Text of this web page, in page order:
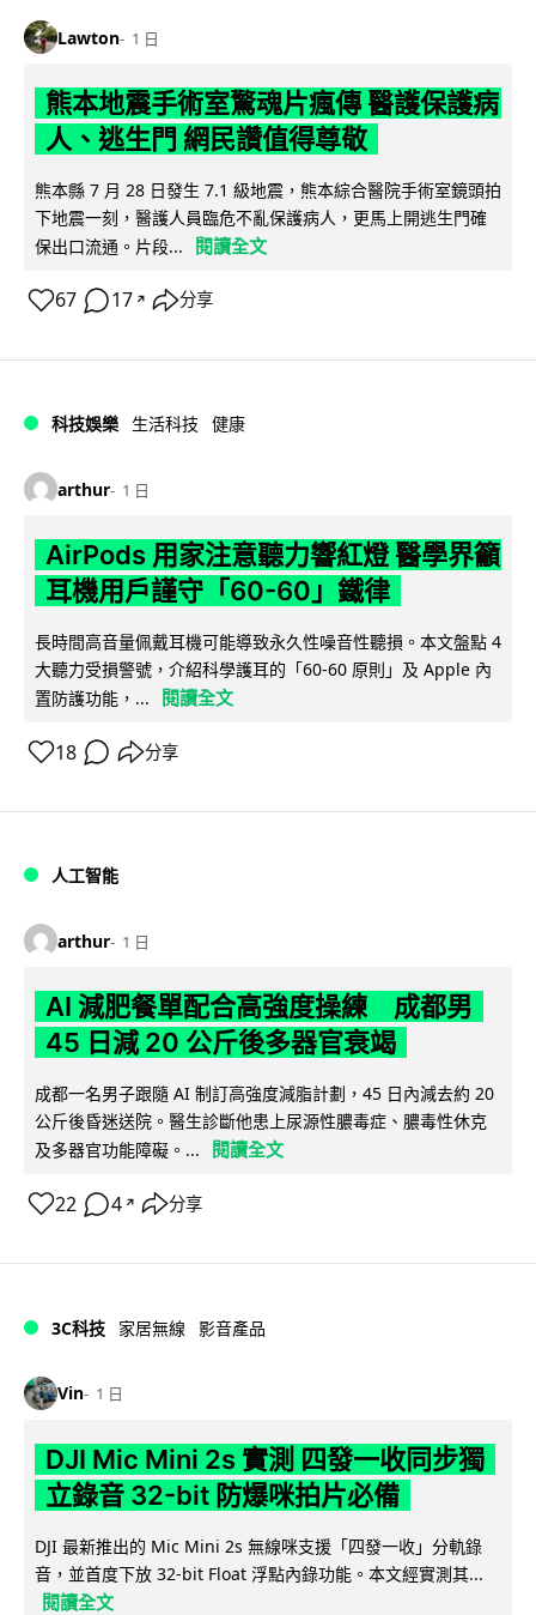
Lawton 1 日
熊本地震手術室驚魂片瘋傳 醫護保護病
人、逃生門 網民讚值得尊敬
熊本縣 7 月 28 日發生 7.1 級地震，熊本綜合醫院手術室鏡頭拍
下地震一刻，醫護人員臨危不亂保護病人，更馬上開逃生門確
保出口流通。片段...
閱讀全文
67 17 ↗ 分享
科技娛樂 生活科技 健康
arthur 1 日
AirPods 用家注意聽力響紅燈 醫學界籲
耳機用戶謹守「60-60」鐵律
長時間高音量佩戴耳機可能導致永久性噪音性聽損。本文盤點 4
大聽力受損警號，介紹科學護耳的「60-60 原則」及 Apple 內
置防護功能，...
閱讀全文
18 分享
人工智能
arthur 1 日
AI 減肥餐單配合高強度操練 成都男
45 日減 20 公斤後多器官衰竭
成都一名男子跟隨 AI 制訂高強度減脂計劃，45 日內減去約 20
公斤後昏迷送院。醫生診斷他患上尿源性膿毒症、膿毒性休克
及多器官功能障礙。...
閱讀全文
22 4 ↗ 分享
3C科技 家居無線 影音產品
Vin 1 日
DJI Mic Mini 2s 實測 四發一收同步獨
立錄音 32-bit 防爆咪拍片必備
DJI 最新推出的 Mic Mini 2s 無線咪支援「四發一收」分軌錄
音，並首度下放 32-bit Float 浮點內錄功能。本文經實測其...
閱讀全文